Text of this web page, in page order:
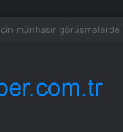
%5,4 hareket edebilir